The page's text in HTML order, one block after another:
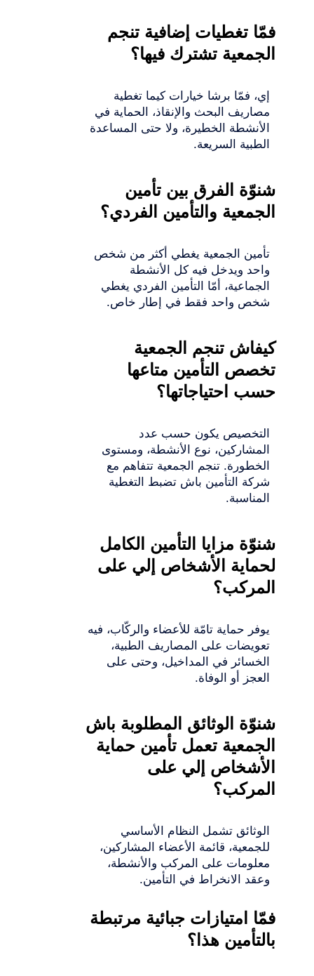
فمّا تغطيات إضافية تنجم
الجمعية تشترك فيها؟
إي، فمّا برشا خيارات كيما تغطية
مصاريف البحث والإنقاذ، الحماية في
الأنشطة الخطيرة، ولا حتى المساعدة
الطبية السريعة.
شنوّة الفرق بين تأمين
الجمعية والتأمين الفردي؟
تأمين الجمعية يغطي أكثر من شخص
واحد ويدخل فيه كل الأنشطة
الجماعية، أمّا التأمين الفردي يغطي
شخص واحد فقط في إطار خاص.
كيفاش تنجم الجمعية
تخصص التأمين متاعها
حسب احتياجاتها؟
التخصيص يكون حسب عدد
المشاركين، نوع الأنشطة، ومستوى
الخطورة. تنجم الجمعية تتفاهم مع
شركة التأمين باش تضبط التغطية
المناسبة.
شنوّة مزايا التأمين الكامل
لحماية الأشخاص إلي على
المركب؟
يوفر حماية تامّة للأعضاء والركّاب، فيه
تعويضات على المصاريف الطبية،
الخسائر في المداخيل، وحتى على
العجز أو الوفاة.
شنوّة الوثائق المطلوبة باش
الجمعية تعمل تأمين حماية
الأشخاص إلي على
المركب؟
الوثائق تشمل النظام الأساسي
للجمعية، قائمة الأعضاء المشاركين،
معلومات على المركب والأنشطة،
وعقد الانخراط في التأمين.
فمّا امتيازات جبائية مرتبطة
بالتأمين هذا؟